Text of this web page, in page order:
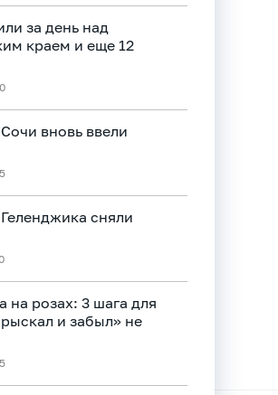
за день над
краем и еще 12
вновь ввели
сняли
на розах: 3 шага для
и забыл» не